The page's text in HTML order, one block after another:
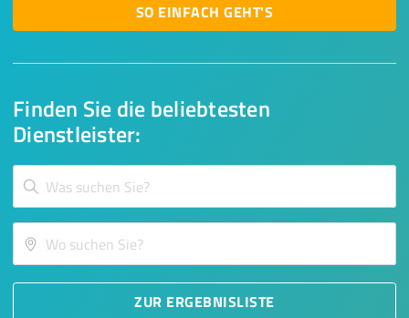
Finden Sie die beliebtesten
Dienstleister:
ZUR ERGEBNISLISTE
SO EINFACH GEHT'S